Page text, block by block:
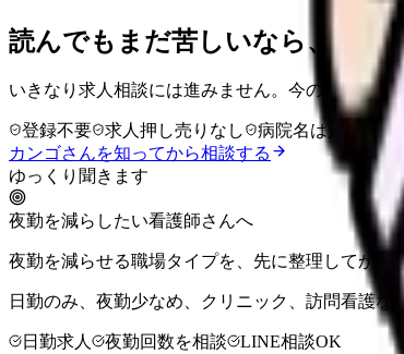
読んでもまだ苦しいなら、カン
いきなり求人相談には進みません。今の気持ちを
登録不要 求人押し売りなし
病院名は入力不要
カンゴさんを知ってから相談する
ゆっくり聞きます
夜勤を減らしたい看護師さんへ
夜勤を減らせる職場タイプを、先に整理してから
日勤のみ、夜勤少なめ、クリニック、訪問看護な
日勤求人 夜勤回数を相談
LINE相談OK